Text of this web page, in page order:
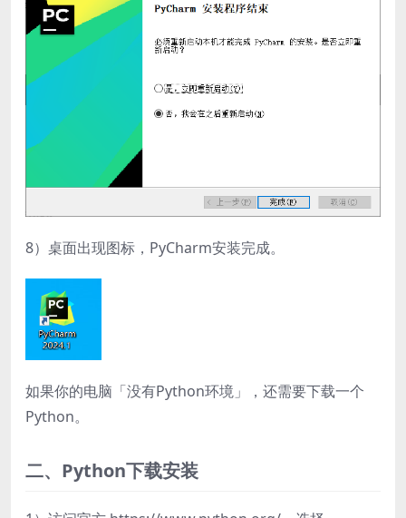
8）桌面出现图标，PyCharm安装完成。
如果你的电脑「没有Python环境」，还需要下载一个
Python。
二、Python下载安装